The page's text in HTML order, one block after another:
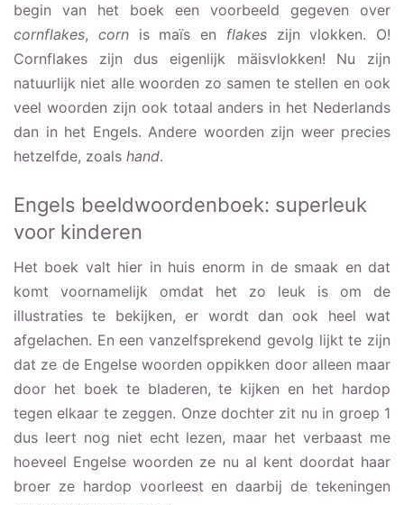
begin van het boek een voorbeeld gegeven over
cornflakes, cornis maïs en flakeszijn vlokken. O!
Cornflakes zijn dus eigenlijk mäisvlokken! Nu zijn
natuurlijk niet alle woorden zo samen te stellen en ook
veel woorden zijn ook totaal anders in het Nederlands
dan in het Engels. Andere woorden zijn weer precies
hetzelfde, zoals hand.
Engels beeldwoordenboek: superleuk
voor kinderen
Het boek valt hier in huis enorm in de smaak en dat
komt voornamelijk omdat het zo leuk is om de
illustraties te bekijken, er wordt dan ook heel wat
afgelachen. En een vanzelfsprekend gevolg lijkt te zijn
dat ze de Engelse woorden oppikken door alleen maar
door het boek te bladeren, te kijken en het hardop
tegen elkaar te zeggen. Onze dochter zit nu in groep 1
dus leert nog niet echt lezen, maar het verbaast me
hoeveel Engelse woorden ze nu al kent doordat haar
broer ze hardop voorleest en daarbij de tekeningen